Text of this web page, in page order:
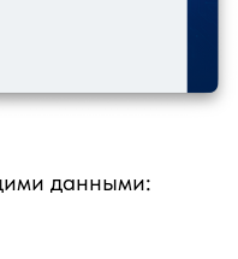
данными: